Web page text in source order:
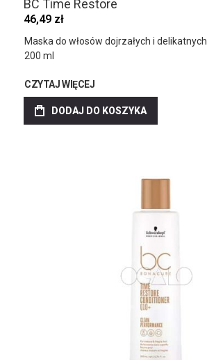
BC Time Restore
46,49 zł
Maska do włosów dojrzałych i delikatnych
200 ml
CZYTAJ WIĘCEJ
DODAJ DO KOSZYKA